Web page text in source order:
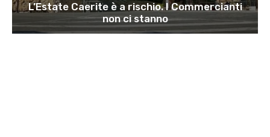
L’Estate Caerite è a rischio. I Commercianti
non ci stanno